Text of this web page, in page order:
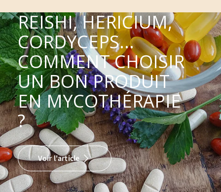
REISHI, HERICIUM,
CORDYCEPS...
COMMENT CHOISIR
UN BON PRODUIT
EN MYCOTHÉRAPIE
?
Voir l'article